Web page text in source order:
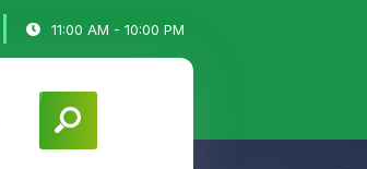
11:00 AM - 10:00 PM